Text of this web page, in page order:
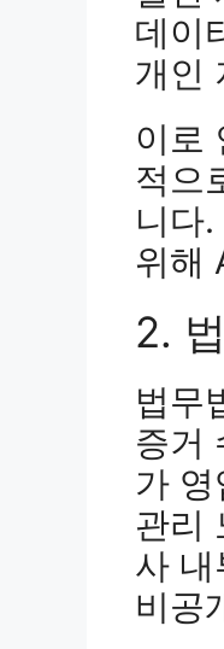
데이
개인
이로
적으
니다
위해
2.
법무
증거
가
관리
사
비공